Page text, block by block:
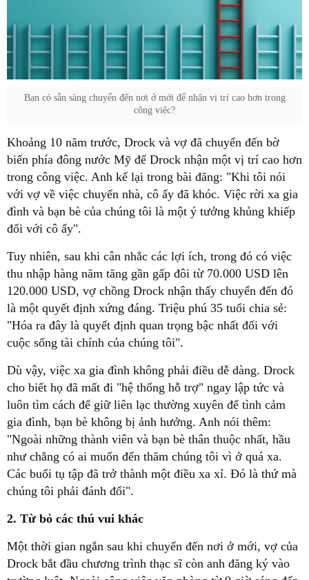
Bạn có sẵn sàng chuyển đến nơi ở mới để nhận vị trí cao hơn trong
công việc?
Khoảng 10 năm trước, Drock và vợ đã chuyển đến bờ
biển phía đông nước Mỹ để Drock nhận một vị trí cao hơn
trong công việc. Anh kể lại trong bài đăng: "Khi tôi nói
với vợ về việc chuyển nhà, cô ấy đã khóc. Việc rời xa gia
đình và bạn bè của chúng tôi là một ý tưởng khủng khiếp
đối với cô ấy".
Tuy nhiên, sau khi cân nhắc các lợi ích, trong đó có việc
thu nhập hàng năm tăng gần gấp đôi từ 70.000 USD lên
120.000 USD, vợ chồng Drock nhận thấy chuyển đến đó
là một quyết định xứng đáng. Triệu phú 35 tuổi chia sẻ:
"Hóa ra đây là quyết định quan trọng bậc nhất đối với
cuộc sống tài chính của chúng tôi".
Dù vậy, việc xa gia đình không phải điều dễ dàng. Drock
cho biết họ đã mất đi "hệ thống hỗ trợ" ngay lập tức và
luôn tìm cách để giữ liên lạc thường xuyên để tình cảm
gia đình, bạn bè không bị ảnh hưởng. Anh nói thêm:
"Ngoài những thành viên và bạn bè thân thuộc nhất, hầu
như chẳng có ai muốn đến thăm chúng tôi vì ở quá xa.
Các buổi tụ tập đã trở thành một điều xa xỉ. Đó là thứ mà
chúng tôi phải đánh đổi".
2. Từ bỏ các thú vui khác
Một thời gian ngắn sau khi chuyển đến nơi ở mới, vợ của
Drock bắt đầu chương trình thạc sĩ còn anh đăng ký vào